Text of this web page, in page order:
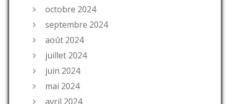
octobre 2024
septembre 2024
août 2024
juillet 2024
juin 2024
mai 2024
avril 2024